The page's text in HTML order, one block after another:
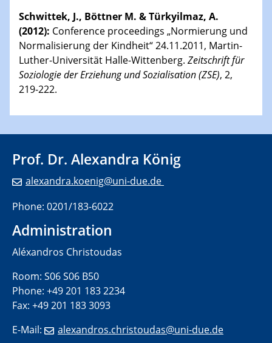
Schwittek, J., Böttner M. & Türkyilmaz, A.
(2012): Conference proceedings „Normierung und
Normalisierung der Kindheit“ 24.11.2011, Martin-
Luther-Universität Halle-Wittenberg. Zeitschrift für
Soziologie der Erziehung und Sozialisation (ZSE), 2,
219-222.
Prof. Dr. Alexandra König
alexandra.koenig@uni-due.de
Phone: 0201/183-6022
Administration
Aléxandros Christoudas
Room: S06 S06 B50
Phone: +49 201 183 2234
Fax: +49 201 183 3093
E-Mail:
alexandros.christoudas@uni-due.de